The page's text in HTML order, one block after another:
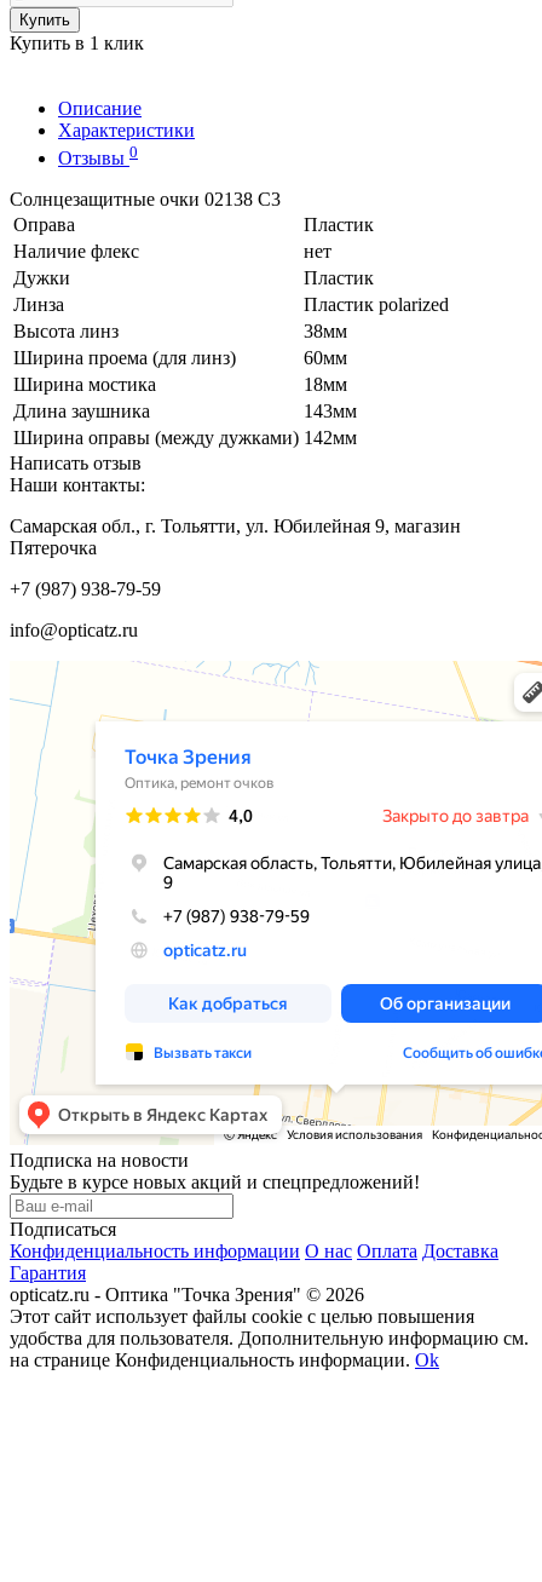
Купить
Купить в 1 клик
Описание
Характеристики
Отзывы 0
Солнцезащитные очки 02138 C3
Оправа
Пластик
Наличие флекс
нет
Дужки
Пластик
Линза
Пластик polarized
Высота линз
38мм
Ширина проема (для линз)
60мм
Ширина мостика
18мм
Длина заушника
143мм
Ширина оправы (между дужками) 142мм
Написать отзыв
Наши контакты:
Самарская обл., г. Тольятти, ул. Юбилейная 9, магазин
Пятерочка
+7 (987) 938-79-59
info@opticatz.ru
Подписка на новости
Будьте в курсе новых акций и спецпредложений!
Подписаться
Конфиденциальность информации О нас Оплата Доставка
Гарантия
opticatz.ru - Оптика "Точка Зрения" © 2026
Этот сайт использует файлы cookie с целью повышения
удобства для пользователя. Дополнительную информацию см.
на странице Конфиденциальность информации. Ok